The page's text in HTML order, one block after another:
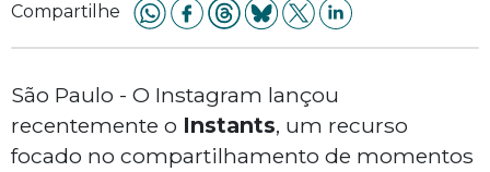
Compartilhe
São Paulo - O Instagram lançou
recentemente o Instants, um recurso
focado no compartilhamento de momentos